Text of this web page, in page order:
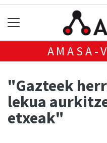
AMASA-
"Gazteek
lekua
etxeak"